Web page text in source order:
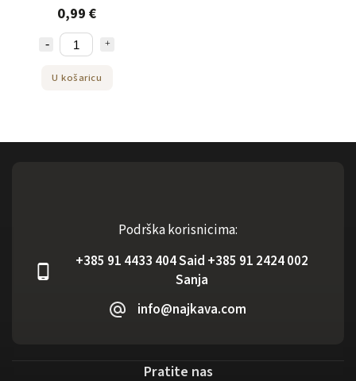
0,99 €
U košaricu
Podrška korisnicima:
+385 91 4433 404 Said +385 91 2424 002
Sanja
info@najkava.com
Pratite nas